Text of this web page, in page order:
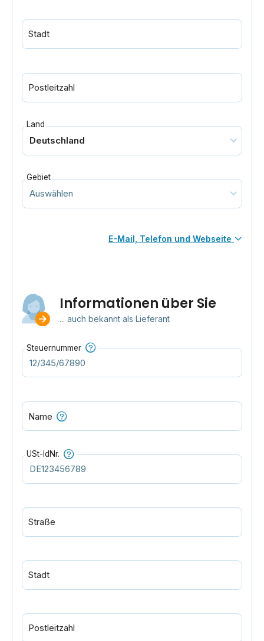
Stadt
Postleitzahl
Land
Gebiet
E-Mail, Telefon und Webseite
Informationen über Sie
... auch bekannt als Lieferant
Steuernummer
Name
USt-IdNr.
Straße
Stadt
Postleitzahl